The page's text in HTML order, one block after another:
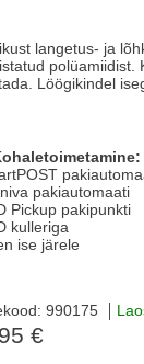
langetus- ja
polüamiidist.
Löögikindel
pakiautomaati
Pickup pakipunkti
kulleriga
ise järele
990175
€